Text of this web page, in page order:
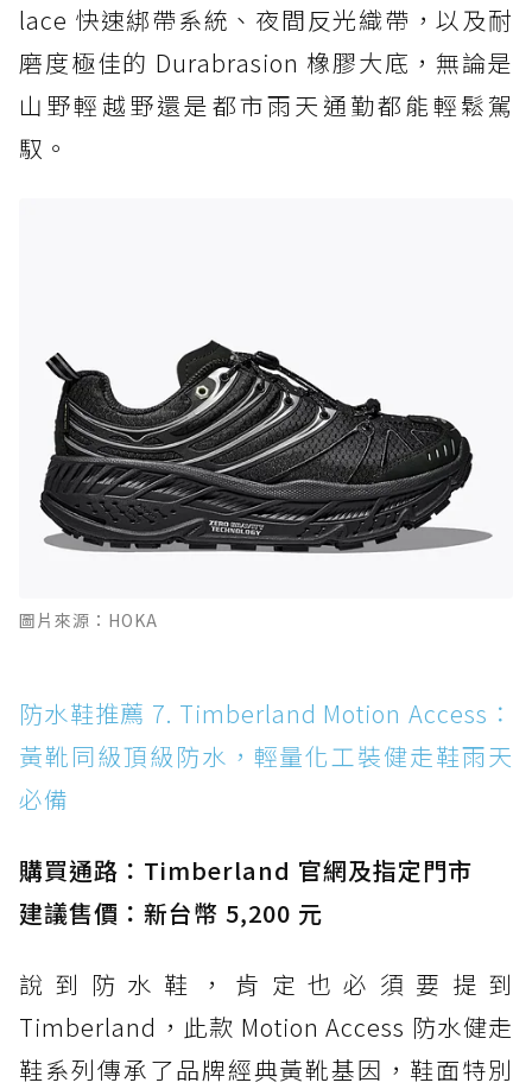
lace 快速綁帶系統、夜間反光織帶，以及耐
磨度極佳的 Durabrasion 橡膠大底，無論是
山野輕越野還是都市雨天通勤都能輕鬆駕
馭。
圖片來源：HOKA
防水鞋推薦 7. Timberland Motion Access：
黃靴同級頂級防水，輕量化工裝健走鞋雨天
必備
購買通路：Timberland 官網及指定門市
建議售價：新台幣 5,200 元
說到防水鞋，肯定也必須要提到
Timberland，此款 Motion Access 防水健走
鞋系列傳承了品牌經典黃靴基因，鞋面特別